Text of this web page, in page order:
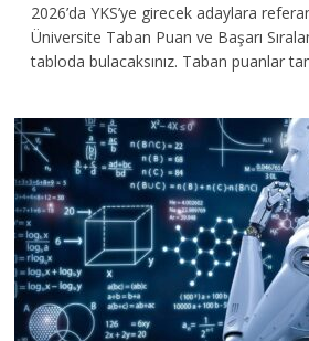
2026’da YKS’ye girecek adaylara
Üniversite Taban Puan ve Başarı
tabloda bulacaksınız. Taban puanlar